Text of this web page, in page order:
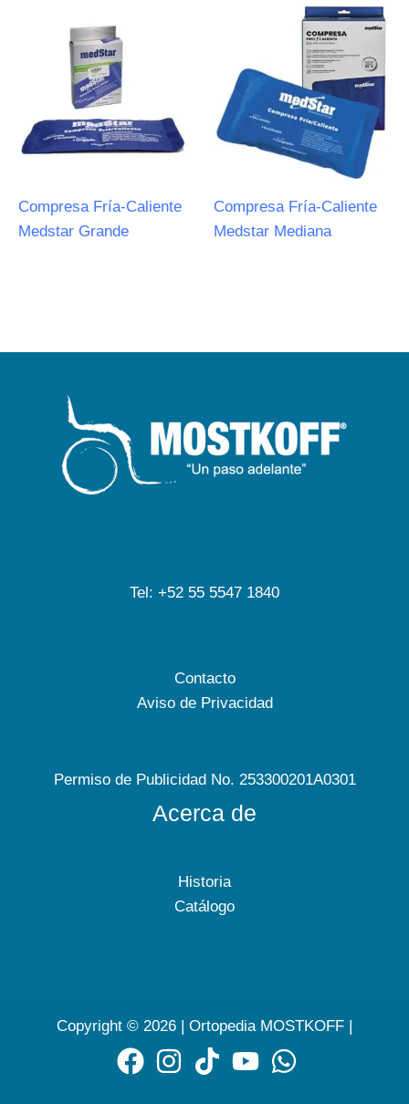
Compresa Fría-Caliente
Medstar Grande
Compresa Fría-Caliente
Medstar Mediana
Tel: +52 55 5547 1840
Contacto
Aviso de Privacidad
Permiso de Publicidad No. 253300201A0301
Acerca de
Historia
Catálogo
Copyright © 2026 | Ortopedia MOSTKOFF |